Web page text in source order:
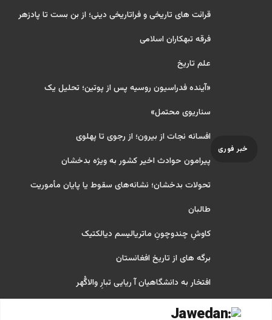
خبر فوری
قرائت های تاریخی و فراتاریخی دینی؛ از بن بست تا پادزهر
فرقه تبهکاران اسلامی
علم تاریخ
«آینده فدراسیون روسیه پس از پوتین؛ تحلیل یک
سناریوی محتمل»
افسانه نجات از بیرون؛ از رجوی تا پهلوی
پیرامون حوادث اخیر کشور به ویژه بدخشان
تحولات بدخشان؛ نشانه‌های سقوط یا پایان مأموریت
طالبان
کاوشِ چندو‌چونِ ماتریالیسم دیالکتیک
برگه های از تاریخ افغانستان
افتخار به دانشگاهیان آ ریایی تبارِ والاگُهر